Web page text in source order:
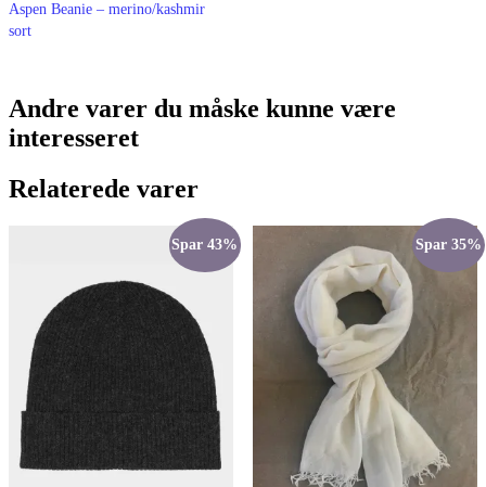
Aspen Beanie – merino/kashmir
sort
Andre varer du måske kunne være
interesseret
Relaterede varer
Spar 43% Spar 35%